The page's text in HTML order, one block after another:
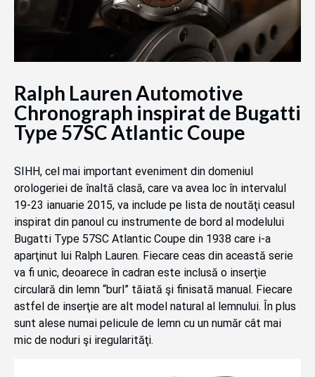
Ralph Lauren Automotive
Chronograph inspirat de Bugatti
Type 57SC Atlantic Coupe
SIHH, cel mai important eveniment din domeniul
orologeriei de înaltă clasă, care va avea loc în intervalul
19-23 ianuarie 2015, va include pe lista de noutăţi ceasul
inspirat din panoul cu instrumente de bord al modelului
Bugatti Type 57SC Atlantic Coupe din 1938 care i-a
aparţinut lui Ralph Lauren. Fiecare ceas din această serie
va fi unic, deoarece în cadran este inclusă o inserţie
circulară din lemn “burl” tăiată şi finisată manual. Fiecare
astfel de inserţie are alt model natural al lemnului. În plus
sunt alese numai pelicule de lemn cu un număr cât mai
mic de noduri şi iregularităţi.